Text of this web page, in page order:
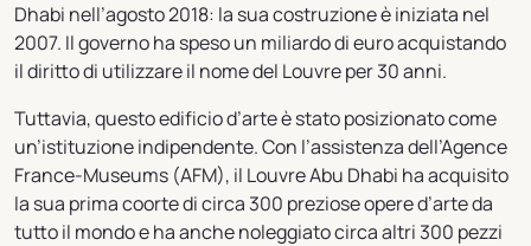
Dhabi nell’agosto 2018: la sua costruzione è iniziata nel
2007. Il governo ha speso un miliardo di euro acquistando
il diritto di utilizzare il nome del Louvre per 30 anni.
Tuttavia, questo edificio d’arte è stato posizionato come
un’istituzione indipendente. Con l’assistenza dell’Agence
France-Museums (AFM), il Louvre Abu Dhabi ha acquisito
la sua prima coorte di circa 300 preziose opere d’arte da
tutto il mondo e ha anche noleggiato circa altri 300 pezzi